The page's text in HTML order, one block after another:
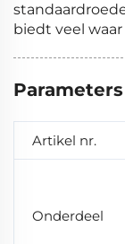
biedt veel
Parameters
Artikel nr.
Onderdeel